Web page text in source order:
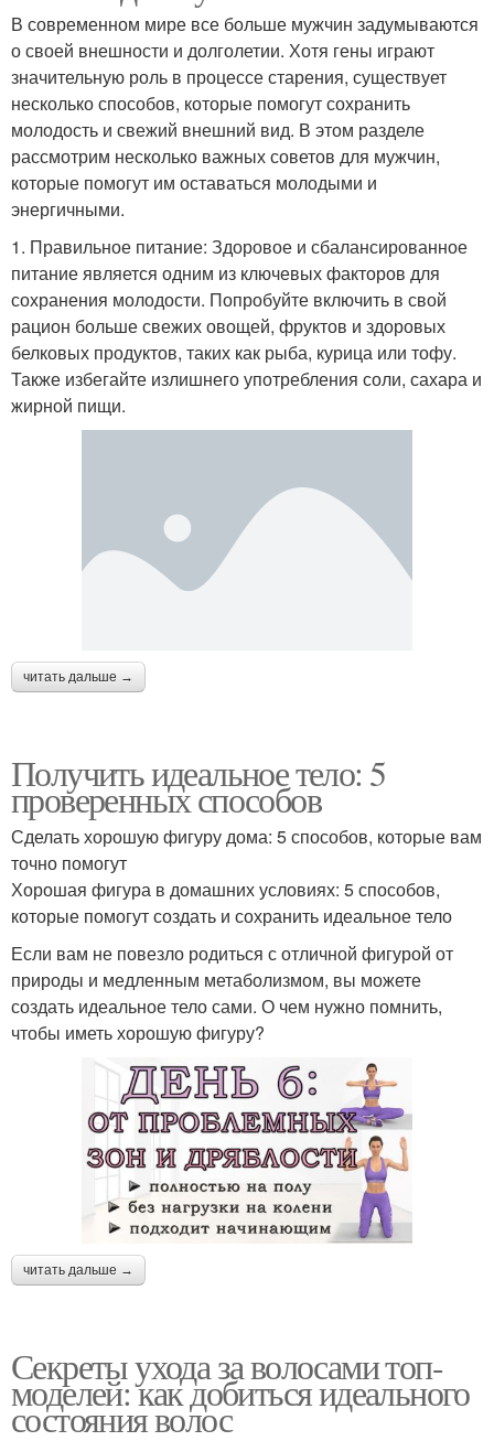
В современном мире все больше мужчин задумываются
о своей внешности и долголетии. Хотя гены играют
значительную роль в процессе старения, существует
несколько способов, которые помогут сохранить
молодость и свежий внешний вид. В этом разделе
рассмотрим несколько важных советов для мужчин,
которые помогут им оставаться молодыми и
энергичными.
1. Правильное питание: Здоровое и сбалансированное
питание является одним из ключевых факторов для
сохранения молодости. Попробуйте включить в свой
рацион больше свежих овощей, фруктов и здоровых
белковых продуктов, таких как рыба, курица или тофу.
Также избегайте излишнего употребления соли, сахара и
жирной пищи.
читать дальше →
Получить идеальное тело: 5
проверенных способов
Сделать хорошую фигуру дома: 5 способов, которые вам
точно помогут
Хорошая фигура в домашних условиях: 5 способов,
которые помогут создать и сохранить идеальное тело
Если вам не повезло родиться с отличной фигурой от
природы и медленным метаболизмом, вы можете
создать идеальное тело сами. О чем нужно помнить,
чтобы иметь хорошую фигуру?
читать дальше →
Секреты ухода за волосами топ-
моделей: как добиться идеального
состояния волос